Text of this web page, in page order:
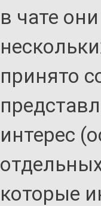
в чате
принято
интерес
которые